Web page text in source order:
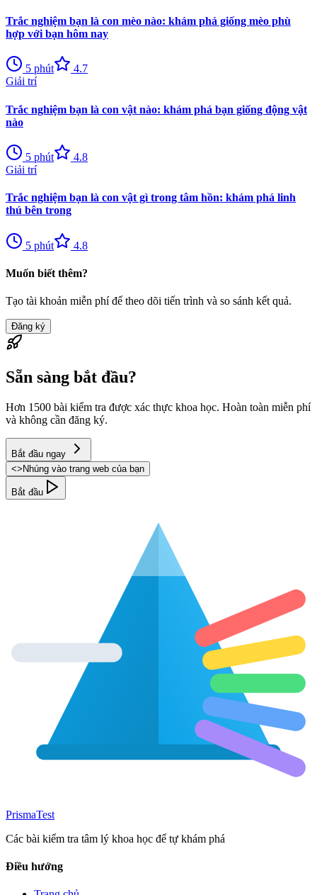
Trắc nghiệm bạn là con mèo nào: khám phá giống mèo phù
hợp với bạn hôm nay
5 phút
4.7
Giải trí
Trắc nghiệm bạn là con vật nào: khám phá bạn giống động vật
nào
5 phút
4.8
Giải trí
Trắc nghiệm bạn là con vật gì trong tâm hồn: khám phá linh
thú bên trong
5 phút 4.8
Muốn biết thêm?
Tạo tài khoản miễn phí để theo dõi tiến trình và so sánh kết quả.
Đăng ký
Sẵn sàng bắt đầu?
Hơn 1500 bài kiểm tra được xác thực khoa học. Hoàn toàn miễn phí
và không cần đăng ký.
Bắt đầu ngay
<> Nhúng vào trang web của bạn
Bắt đầu
PrismaTest
Các bài kiểm tra tâm lý khoa học để tự khám phá
Điều hướng